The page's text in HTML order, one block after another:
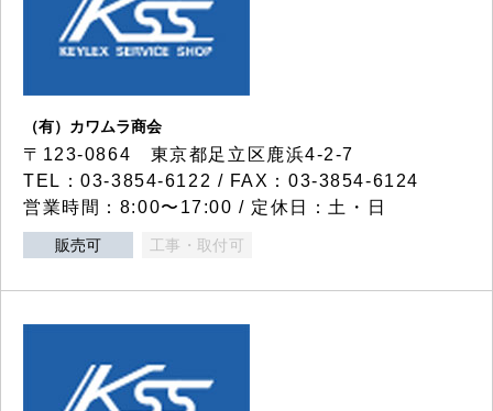
（有）カワムラ商会
〒123-0864 東京都足立区鹿浜4-2-7
TEL：03-3854-6122 / FAX：03-3854-6124
営業時間：8:00〜17:00 / 定休日：土・日
販売可 工事・取付可